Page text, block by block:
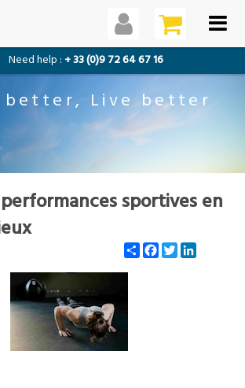
better, Live better
sportives en
ShareFacebook
Twitter
need help : + 33 (0)9 72 64 67 16